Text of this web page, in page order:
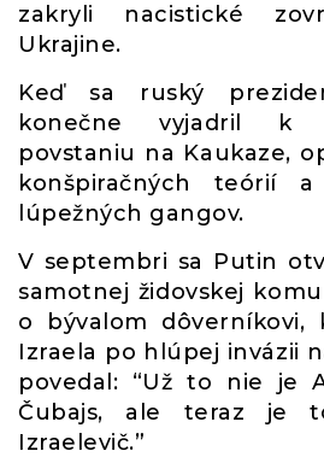
zakryli nacistické
Ukrajine.
Keď sa ruský
konečne vyjadril k
povstaniu na Kaukaze,
konšpiračných teórií
lúpežných gangov.
V septembri sa Putin
samotnej židovskej
o bývalom
Izraela po hlúpej invázii
povedal: “Už to nie je
Čubajs, ale teraz je
Izraelevič.”